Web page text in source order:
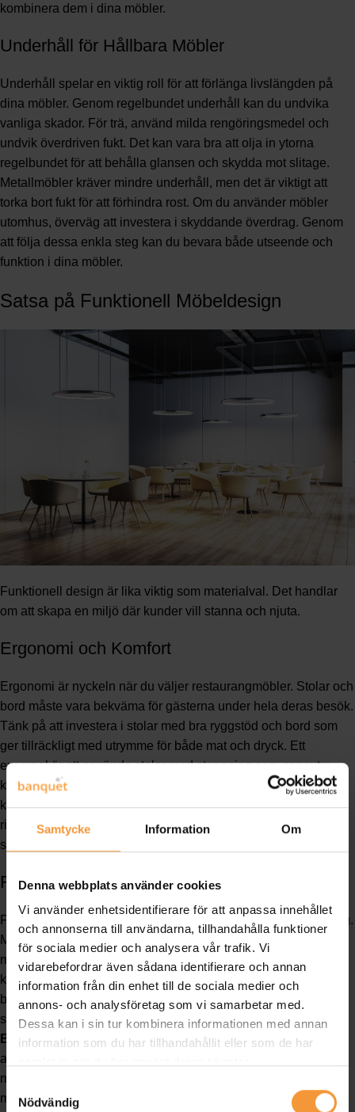
Samtycke Information Om
Denna webbplats använder cookies
Vi använder enhetsidentifierare för att anpassa innehållet
och annonserna till användarna, tillhandahålla funktioner
för sociala medier och analysera vår trafik. Vi
vidarebefordrar även sådana identifierare och annan
information från din enhet till de sociala medier och
annons- och analysföretag som vi samarbetar med.
Dessa kan i sin tur kombinera informationen med annan
information som du har tillhandahållit eller som de har
Nödvändig
kombinera dem i dina möbler.
Underhåll för Hållbara Möbler
Underhåll spelar en viktig roll för att förlänga livslängden på
dina möbler. Genom regelbundet underhåll kan du undvika
vanliga skador. För trä, använd milda rengöringsmedel och
undvik överdriven fukt. Det kan vara bra att olja in ytorna
regelbundet för att behålla glansen och skydda mot slitage.
Metallmöbler kräver mindre underhåll, men det är viktigt att
torka bort fukt för att förhindra rost. Om du använder möbler
utomhus, överväg att investera i skyddande överdrag. Genom
att följa dessa enkla steg kan du bevara både utseende och
funktion i dina möbler.
Satsa på Funktionell Möbeldesign
Funktionell design är lika viktig som materialval. Det handlar
om att skapa en miljö där kunder vill stanna och njuta.
Ergonomi och Komfort
Ergonomi är nyckeln när du väljer restaurangmöbler. Stolar och
bord måste vara bekväma för gästerna under hela deras besök.
Tänk på att investera i stolar med bra ryggstöd och bord som
ger tillräckligt med utrymme för både mat och dryck. Ett
exempel är att använda stolar med stoppning som ger extra
komfort. Komfort uppmuntrar kunder att stanna längre, vilket
kan öka intäkterna. När möblerna är bekväma, minskar också
risken för att dina gäster upplever obehag eller lämnar
snabbare än planerat.
Flexibilitet och Anpassningsbarhet
Flexibilitet i möbeldesign kan göra stor skillnad i en restaurang.
Möbler som enkelt kan flyttas eller omarrangeras ger dig
möjlighet att anpassa lokalen efter olika evenemang eller
kundbehov. Till exempel kan stapelbara stolar och hopfällbara
bord vara praktiska lösningar. Detta ger dig möjligheten att
snabbt ändra layouten utan att det kräver stora ansträngningar.
Banqueterbjuder ett sortiment av justerbara möbler som kan
anpassas efter olika miljöer. Flexibilitet kan också innebära att
möblerna fungerar lika bra utomhus som inomhus, vilket
maximerar deras användningsområden.